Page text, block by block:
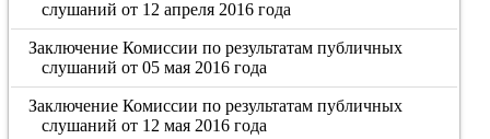
слушаний от 12 апреля 2016 года
Заключение Комиссии по результатам публичных
слушаний от 05 мая 2016 года
Заключение Комиссии по результатам публичных
слушаний от 12 мая 2016 года